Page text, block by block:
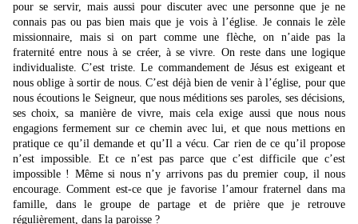
pour se servir, mais aussi pour discuter avec une personne que je ne
connais pas ou pas bien mais que je vois à l’église. Je connais le zèle
missionnaire, mais si on part comme une flèche, on n’aide pas la
fraternité entre nous à se créer, à se vivre. On reste dans une logique
individualiste. C’est triste. Le commandement de Jésus est exigeant et
nous oblige à sortir de nous. C’est déjà biende venir à l’église, pour que
nous écoutions le Seigneur, que nous méditions ses paroles, ses décisions,
ses choix, sa manière de vivre, mais cela exige aussi que nous nous
engagions fermement sur ce chemin avec lui, et que nous mettions en
pratique ce qu’il demande et qu’Il a vécu. Car rien de ce qu’il propose
n’est impossible. Et ce n’est pas parce que c’est difficile que c’est
impossible ! Même si nous n’y arrivons pas du premier coup, il nous
encourage. Comment est-ce que je favorise l’amour fraternel dans ma
famille, dans le groupe de partage et de prière que je retrouve
régulièrement, dans la paroisse ?